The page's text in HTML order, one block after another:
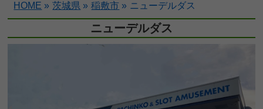
HOME » 茨城県 » 稲敷市 » ニューデルダス
ニューデルダス